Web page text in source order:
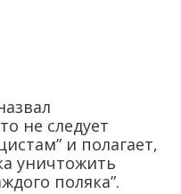
не следует
и полагает,
уничтожить
поляка”.